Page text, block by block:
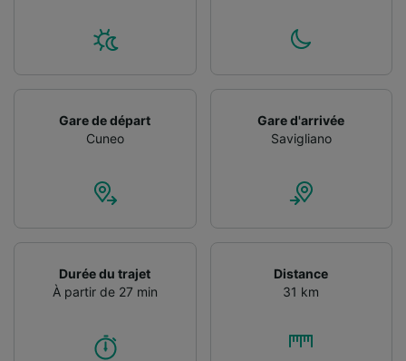
Gare de départ
Cuneo
Gare d'arrivée
Savigliano
Durée du trajet
À partir de 27 min
Distance
31 km
précises. Analyser activement les
caractéristiques de l’appareil pour
l’identification. Stocker et/ou accéder à des
informations sur un appareil. Publicités et
performance des publicités et du contenu,
études d’audience et développement de
Liste de nos partenaires (fournisseurs)